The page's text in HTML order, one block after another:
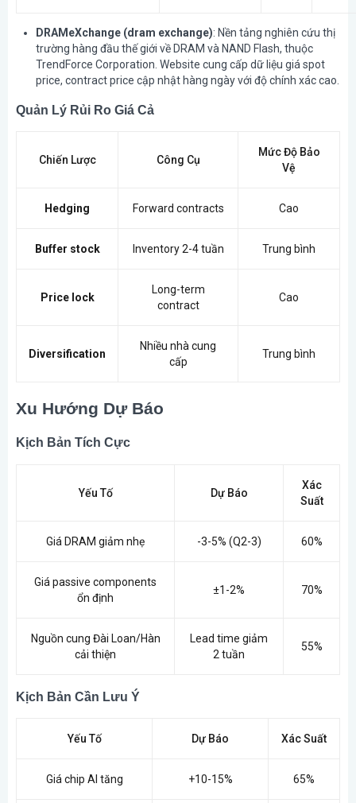
DRAMeXchange (dram exchange): Nền tảng nghiên cứu thị
trường hàng đầu thế giới về DRAM và NAND Flash, thuộc
TrendForce Corporation. Website cung cấp dữ liệu giá spot
price, contract price cập nhật hàng ngày với độ chính xác cao.
Quản Lý Rủi Ro Giá Cả
Chiến Lược Công Cụ
Mức Độ Bảo
Vệ
Hedging Forward contracts Cao
Buffer stock Inventory 2-4 tuần Trung bình
Price lock
Long-term
contract
Cao
Diversification
Nhiều nhà cung
cấp
Trung bình
Xu Hướng Dự Báo
Kịch Bản Tích Cực
Yếu Tố Dự Báo
Xác
Suất
Giá DRAM giảm nhẹ -3-5% (Q2-3) 60%
Giá passive components
ổn định
±1-2% 70%
Nguồn cung Đài Loan/Hàn
cải thiện
Lead time giảm
2 tuần
55%
Kịch Bản Cần Lưu Ý
Yếu Tố Dự Báo Xác Suất
Giá chip AI tăng +10-15% 65%